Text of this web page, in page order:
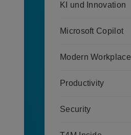
KI und Innovation
Microsoft Copilot
Modern Workplace
Productivity
Security